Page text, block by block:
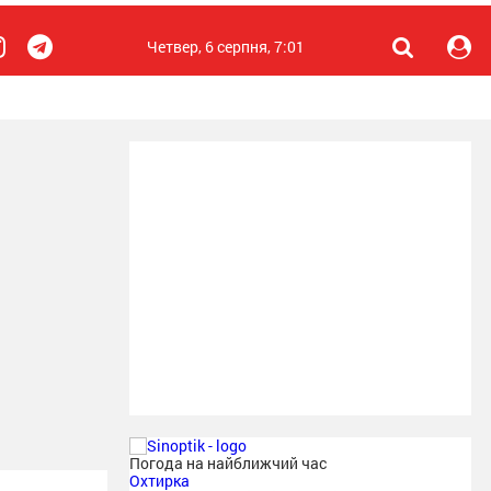
Четвер, 6 серпня, 7:01
Погода на найближчий час
Охтирка